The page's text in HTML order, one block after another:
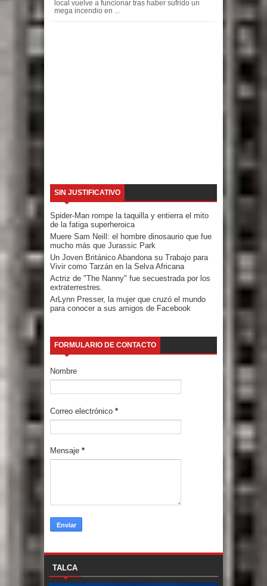
local vuelve a funcionar tras haber sufrido un
mega incendio en ...
SIN JUSTIFICATIVO
Spider-Man rompe la taquilla y entierra el mito
de la fatiga superheroica
Muere Sam Neill: el hombre dinosaurio que fue
mucho más que Jurassic Park
Un Joven Británico Abandona su Trabajo para
Vivir como Tarzán en la Selva Africana
Actriz de "The Nanny" fue secuestrada por los
extraterrestres.
ArLynn Presser, la mujer que cruzó el mundo
para conocer a sus amigos de Facebook
FORMULARIO DE CONTACTO
Nombre
Correo electrónico *
Mensaje *
TALCA